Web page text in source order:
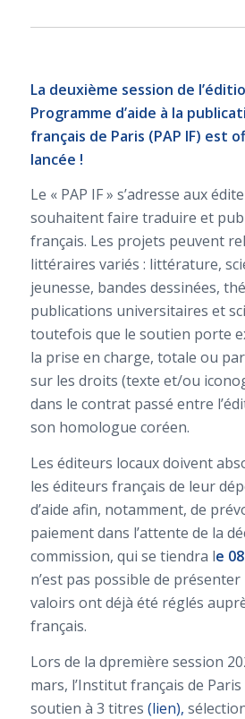
La deuxième session de
Programme d’aide à la
français de Paris (PAP IF) est
lancée !
Le « PAP IF » s’adresse aux
souhaitent faire traduire et
français. Les projets peuvent
littéraires variés : littérature,
jeunesse, bandes dessinées,
publications universitaires et
toutefois que le soutien porte
la prise en charge, totale ou
sur les droits (texte et/ou
dans le contrat passé entre
son homologue coréen.
Les éditeurs locaux doivent
les éditeurs français de leur
d’aide afin, notamment, de
paiement dans l’attente de la
commission, qui se tiendra le
n’est pas possible de
valoirs ont déjà été réglés
français.
Lors de la dpremière session
mars, l’Institut français de
soutien à 3 titres (lien),